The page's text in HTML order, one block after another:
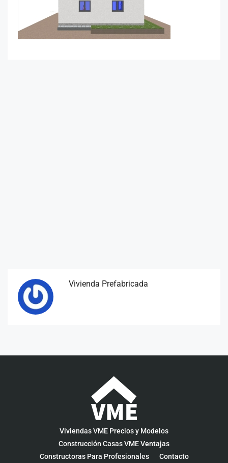
Vivienda Prefabricada
Viviendas VME Precios y Modelos
Construcción Casas VME Ventajas
Constructoras Para Profesionales
Contacto